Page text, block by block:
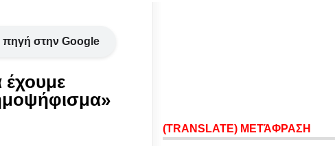
πηγή στην Google
(TRANSLATE) ΜΕΤΆΦΡΑΣΗ